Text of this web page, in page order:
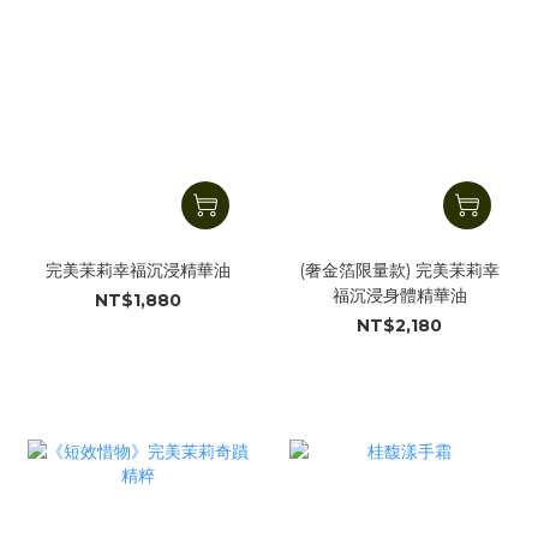
完美苿莉幸福沉浸精華油
NT$1,880
(奢金箔限量款) 完美苿莉幸
福沉浸身體精華油
NT$2,180